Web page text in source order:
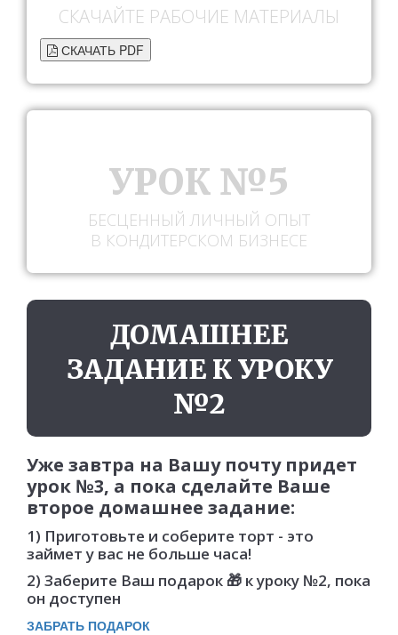
СКАЧАЙТЕ РАБОЧИЕ МАТЕРИАЛЫ
СКАЧАТЬ PDF
УРОК №5
БЕСЦЕННЫЙ ЛИЧНЫЙ ОПЫТ
В КОНДИТЕРСКОМ БИЗНЕСЕ
ДОМАШНЕЕ
ЗАДАНИЕ К УРОКУ
№2
Уже завтра на Вашу почту придет
урок №3, а пока сделайте Ваше
второе домашнее задание:
1) Приготовьте и соберите торт - это
займет у вас не больше часа!
2) Заберите Ваш подарок 🎁 к уроку №2, пока
он доступен
ЗАБРАТЬ ПОДАРОК